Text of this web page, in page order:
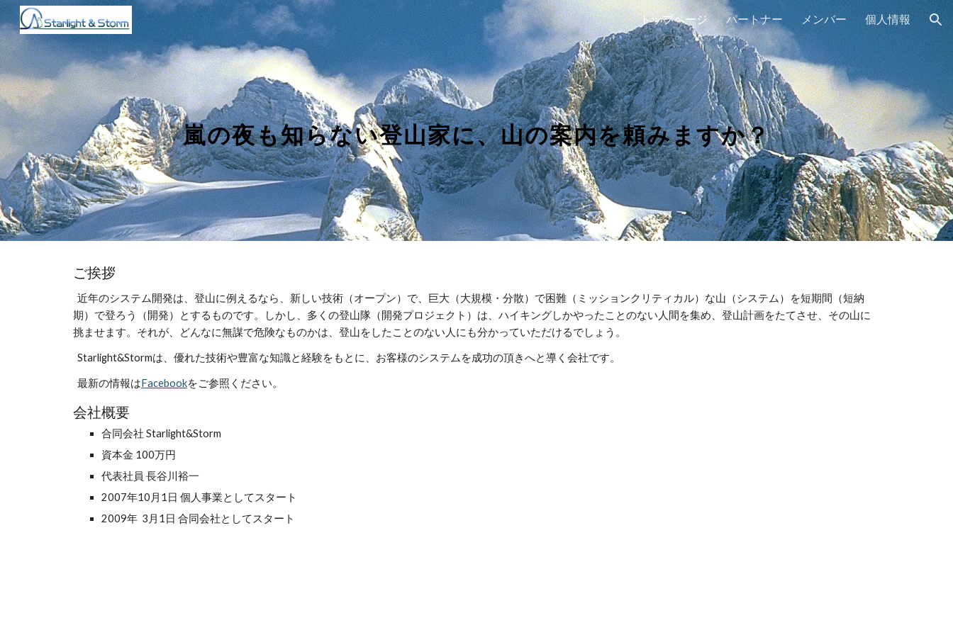
Skip to main content Skip to navigation
トップページ パートナー メンバー 個人情報
嵐の夜も知らない登山家に、山の案内を頼みますか？
ご挨拶
期）で登ろう（開発）とするものです。しかし、多くの登山隊（開発プロジェクト）は、ハイキングしかやったことのない人間を集め、登山計画をたてさせ、その山に
挑ませます。それが、どんなに無謀で危険なものかは、登山をしたことのない人にも分かっていただけるでしょう。
  Starlight&Stormは、優れた技術や豊富な知識と経験をもとに、お客様のシステムを成功の頂きへと導く会社です。
  最新の情報は
Facebookをご参照ください。
会社概要
合同会社 Starlight&Storm
資本金 100万円
代表社員 長谷川裕一
2007年10月1日 個人事業としてスタート
2009年  3月1日 合同会社としてスタート